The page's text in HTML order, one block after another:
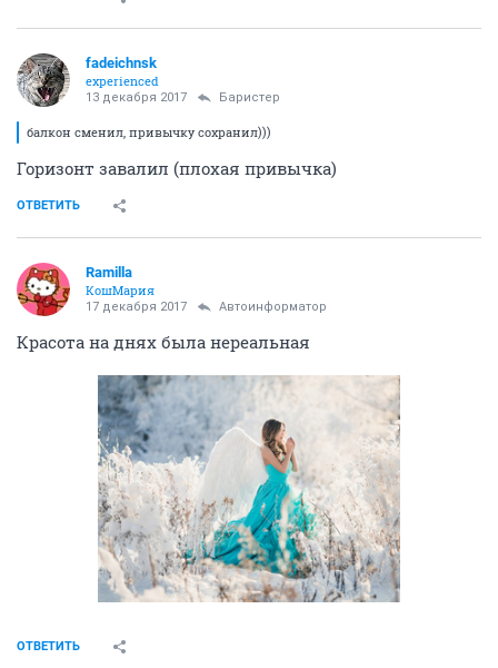
fadeichnsk
experienced
13 декабря 2017 Баристер
балкон сменил, привычку сохранил)))
Горизонт завалил (плохая привычка)
ОТВЕТИТЬ
Ramilla
КошМария
17 декабря 2017 Автоинформатор
Красота на днях была нереальная
ОТВЕТИТЬ